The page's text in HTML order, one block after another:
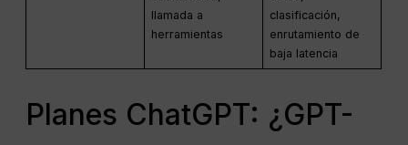
llamada a
herramientas
clasificación,
enrutamiento de
baja latencia
Planes ChatGPT: ¿GPT-